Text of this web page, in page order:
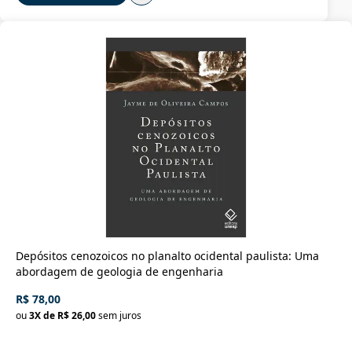
Depósitos cenozoicos no planalto ocidental paulista: Uma
abordagem de geologia de engenharia
R$ 78,00
ou3X de R$ 26,00sem juros